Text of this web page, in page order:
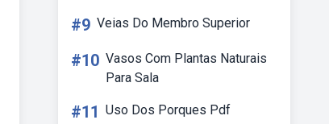
#9 Veias Do Membro Superior
#10 Vasos Com Plantas Naturais
Para Sala
#11 Uso Dos Porques Pdf